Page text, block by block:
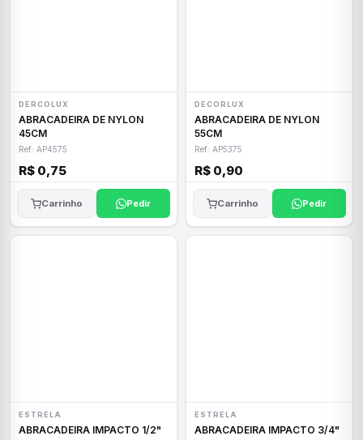
DERCOLUX
ABRACADEIRA DE NYLON
45CM
Ref: AP4575
R$ 0,75
Carrinho Pedir
DECORLUX
ABRACADEIRA DE NYLON
55CM
Ref: AP5375
R$ 0,90
Carrinho Pedir
ESTRELA
ABRACADEIRA IMPACTO 1/2"
ESTRELA
ABRACADEIRA IMPACTO 3/4"